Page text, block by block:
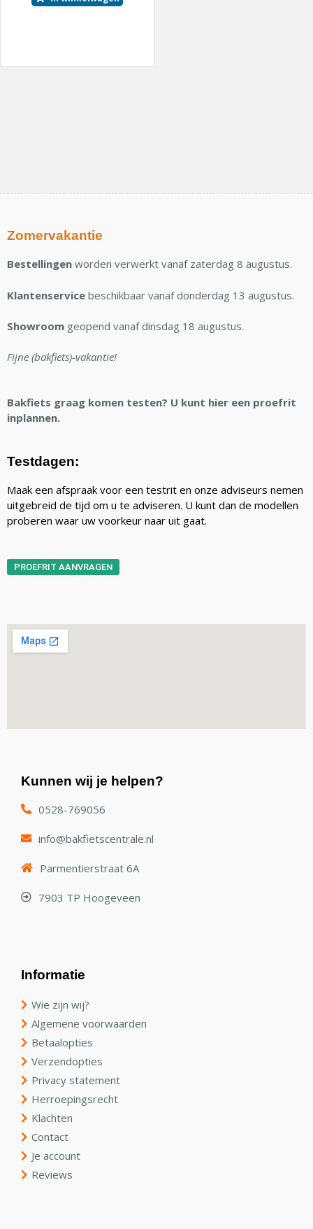
Zomervakantie
Bestellingen worden verwerkt vanaf zaterdag 8 augustus.
Klantenservice beschikbaar vanaf donderdag 13 augustus.
Showroom geopend vanaf dinsdag 18 augustus.
Fijne (bakfiets)-vakantie!
Bakfiets graag komen testen? U kunt hier een proefrit
inplannen.
Testdagen:
Maak een afspraak voor een testrit en onze adviseurs nemen
uitgebreid de tijd om u te adviseren. U kunt dan de modellen
proberen waar uw voorkeur naar uit gaat.
PROEFRIT AANVRAGEN
Kunnen wij je helpen?
0528-769056
info@bakfietscentrale.nl
Parmentierstraat 6A
7903 TP Hoogeveen
Informatie
Wie zijn wij?
Algemene voorwaarden
Betaalopties
Verzendopties
Privacy statement
Herroepingsrecht
Klachten
Contact
Je account
Reviews